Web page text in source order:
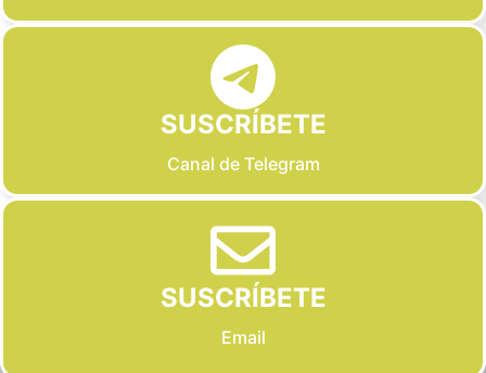
SUSCRÍBETE
Canal de Telegram
SUSCRÍBETE
Email